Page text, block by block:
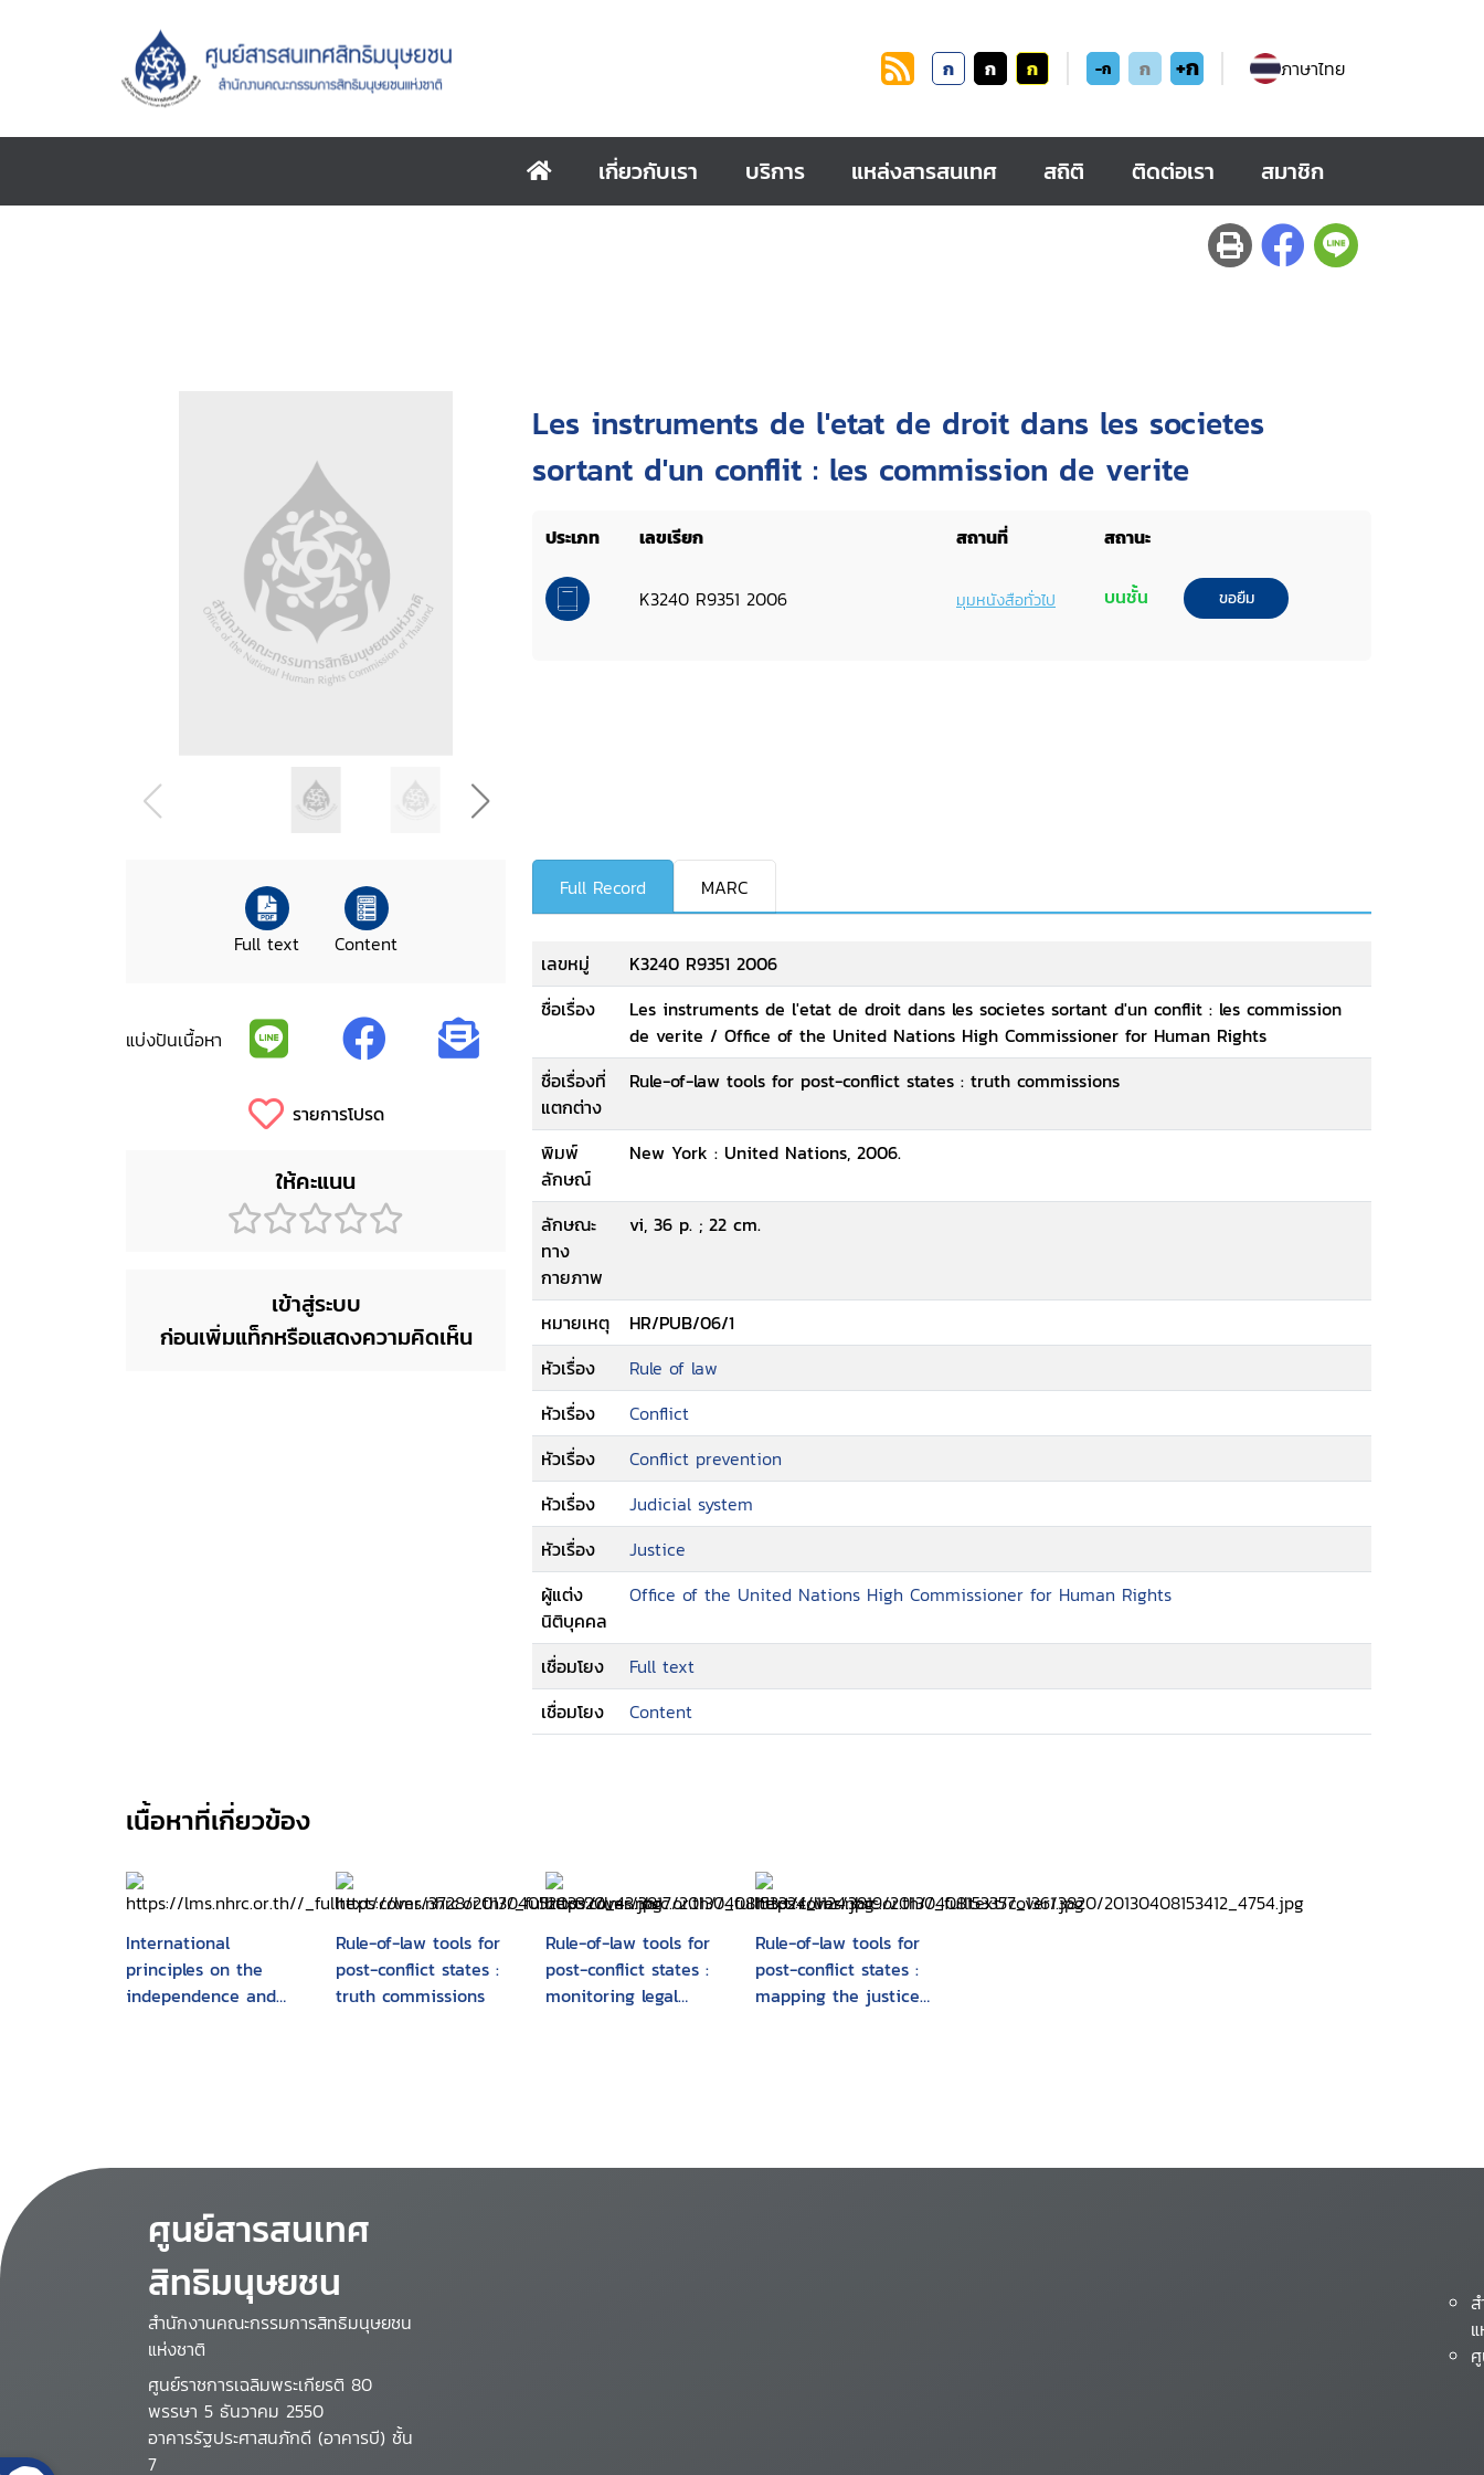
ก ก ก -ก ก +ก ภาษาไทย
เกี่ยวกับเรา บริการ แหล่งสารสนเทศ สถิติ ติดต่อเรา สมาชิก
Les instruments de l'etat de droit dans les societes
sortant d'un conflit : les commission de verite
ประเภท เลขเรียก สถานที่ สถานะ
K3240 R9351 2006 มุมหนังสือทั่วไป บนชั้น ขอยืม
Full text Content
แบ่งปันเนื้อหา
รายการโปรด
ให้คะแนน
เข้าสู่ระบบ
ก่อนเพิ่มแท็กหรือแสดงความคิดเห็น
Full Record MARC
เลขหมู่
K3240 R9351 2006
ชื่อเรื่อง
Les instruments de l'etat de droit dans les societes sortant d'un conflit : les commission
de verite / Office of the United Nations High Commissioner for Human Rights
ชื่อเรื่องที่
แตกต่าง
Rule-of-law tools for post-conflict states : truth commissions
พิมพ์
ลักษณ์
New York : United Nations, 2006.
ลักษณะ
ทาง
กายภาพ
vi, 36 p. ; 22 cm.
หมายเหตุ
HR/PUB/06/1
หัวเรื่อง
Rule of law
หัวเรื่อง
Conflict
หัวเรื่อง
Conflict prevention
หัวเรื่อง
Judicial system
หัวเรื่อง
Justice
ผู้แต่ง
นิติบุคคล
Office of the United Nations High Commissioner for Human Rights
เชื่อมโยง
Full text
เชื่อมโยง
Content
เนื้อหาที่เกี่ยวข้อง
International
principles on the
independence and
Rule-of-law tools for
post-conflict states :
truth commissions
Rule-of-law tools for
post-conflict states :
monitoring legal
Rule-of-law tools for
post-conflict states :
mapping the justice
ศูนย์สารสนเทศ
สิทธิมนุษยชน
สำนักงานคณะกรรมการสิทธิมนุษยชน
แห่งชาติ
ศูนย์ราชการเฉลิมพระเกียรติ 80
พรรษา 5 ธันวาคม 2550
อาคารรัฐประศาสนภักดี (อาคารบี) ชั้น
7